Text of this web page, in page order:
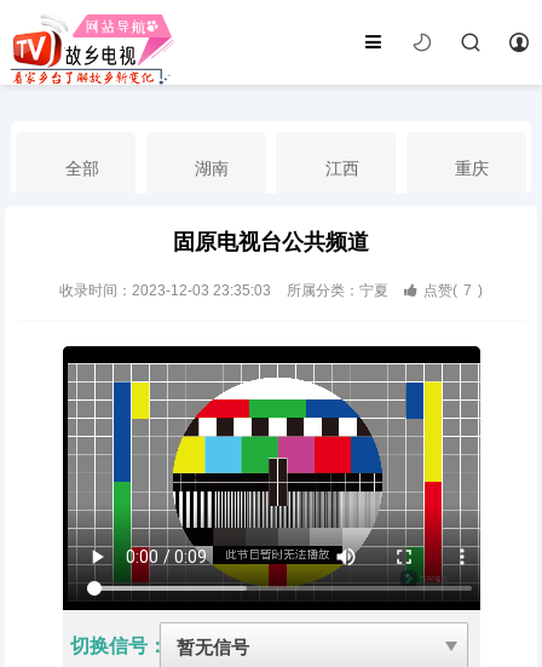
全部 湖南 江西 重庆
河南 福建
海南 宁夏 西藏 新疆
固原电视台公共频道
收录时间：2023-12-03 23:35:03 所属分类：宁夏 点赞( 7 )
切换信号：